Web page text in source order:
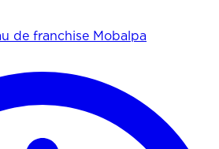
de franchise Mobalpa